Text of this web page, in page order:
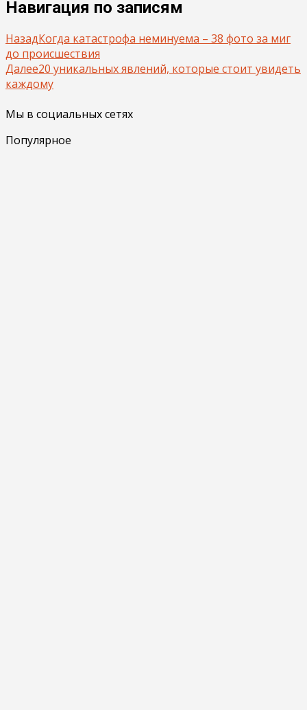
Навигация по записям
НазадКогда катастрофа неминуема – 38 фото за миг
до происшествия
Далее20 уникальных явлений, которые стоит увидеть
каждому
Мы в социальных сетях
Популярное